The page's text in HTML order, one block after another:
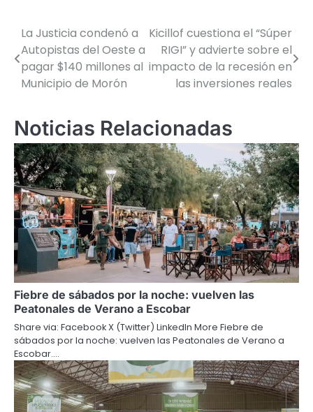
Navegación
de
entradas
La Justicia condenó a
Autopistas del Oeste a
pagar $140 millones al
Municipio de Morón
Kicillof cuestiona el “Súper
RIGI” y advierte sobre el
impacto de la recesión en
las inversiones reales
Noticias Relacionadas
Fiebre de sábados por la noche: vuelven las
Peatonales de Verano a Escobar
Share via: Facebook X (Twitter) LinkedIn More Fiebre de
sábados por la noche: vuelven las Peatonales de Verano a
Escobar.…